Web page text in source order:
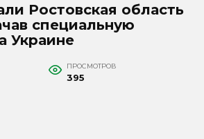
Ростовская область
специальную
Украине
ПРОСМОТРОВ
395